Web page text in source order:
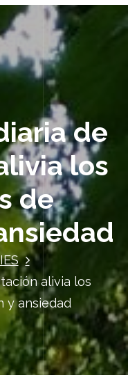
de
los
de
alivia los
y ansiedad